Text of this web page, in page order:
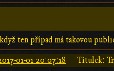
ten případ má takovou
01-01 20:07:18
Titulek: